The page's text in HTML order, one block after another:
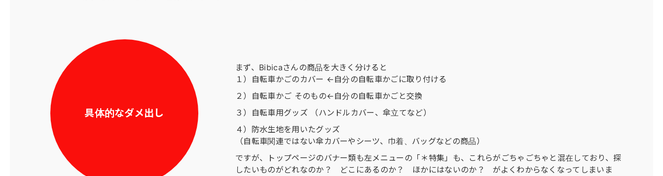
具体的なダメ出し
まず、Bibicaさんの商品を大きく分けると
１）自転車かごのカバー ←自分の自転車かごに取り付ける
２）自転車かご そのもの←自分の自転車かごと交換
３）自転車用グッズ （ハンドルカバー、傘立てなど）
４）防水生地を用いたグッズ
（自転車関連ではない傘カバーやシーツ、巾着、バッグなどの商品）
ですが、トップページのバナー類も左メニューの「＊特集」も、これらがごちゃごちゃと混在しており、探
したいものがどれなのか？ どこにあるのか？ ほかにはないのか？ がよくわからなくなってしまいま